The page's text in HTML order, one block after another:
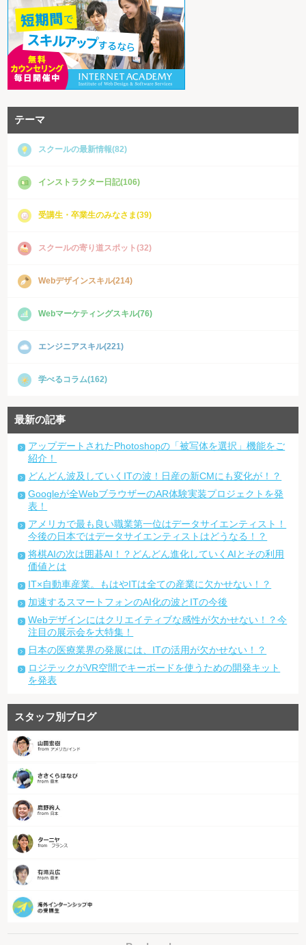
テーマ
スクールの最新情報(82)
インストラクター日記(106)
受講生・卒業生のみなさま(39)
スクールの寄り道スポット(32)
Webデザインスキル(214)
Webマーケティングスキル(76)
エンジニアスキル(221)
学べるコラム(162)
最新の記事
アップデートされたPhotoshopの「被写体を選択」機能をご
紹介！
どんどん波及していくITの波！日産の新CMにも変化が！？
Googleが全WebブラウザーのAR体験実装プロジェクトを発
表！
アメリカで最も良い職業第一位はデータサイエンティスト！
今後の日本ではデータサイエンティストはどうなる！？
将棋AIの次は囲碁AI！？どんどん進化していくAIとその利用
価値とは
IT×自動車産業。もはやITは全ての産業に欠かせない！？
加速するスマートフォンのAI化の波とITの今後
Webデザインにはクリエイティブな感性が欠かせない！？今
注目の展示会を大特集！
日本の医療業界の発展には、ITの活用が欠かせない！？
ロジテックがVR空間でキーボードを使うための開発キット
を発表
スタッフ別ブログ